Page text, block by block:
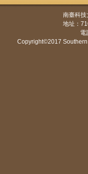
南臺科
地址：
電
Copyright©2017